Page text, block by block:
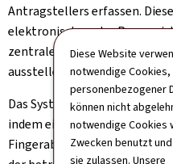
Diese Website
notwendige Cookies,
personenbezogener
können nicht
notwendige Cookies
Zwecken benutzt
sie zulassen. Unsere
Antragstellers erfassen.
elektronisch an das
zentrale Behörde das
ausstellen kann.
Das System verbessert die
indem eine direkte
Fingerabdrücken,